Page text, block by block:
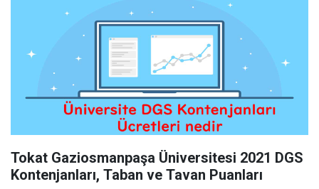
Tokat Gaziosmanpaşa Üniversitesi 2021 DGS
Kontenjanları, Taban ve Tavan Puanları